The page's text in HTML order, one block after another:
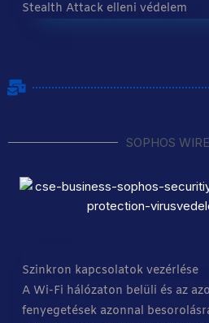
Stealth Attack elleni védelem
SOPHOS
Szinkron kapcsolatok vezérlése
A Wi-Fi hálózaton belüli és az
fenyegetések azonnal